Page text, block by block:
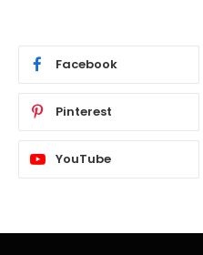
Facebook
Pinterest
YouTube